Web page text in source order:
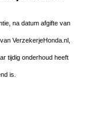
na datum afgifte van
VerzekerjeHonda.nl,
tijdig onderhoud heeft
is.